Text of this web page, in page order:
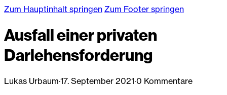
Zum Hauptinhalt springen Zum Footer springen
Ausfall einer privaten
Darlehensforderung
Lukas Urbaum·17. September 2021·0 Kommentare